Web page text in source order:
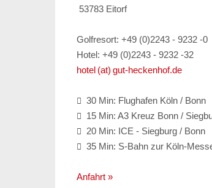
53783 Eitorf
Golfresort: +49 (0)2243 - 9232 -0
Hotel: +49 (0)2243 - 9232 -32
hotel (at) gut-heckenhof.de
 30 Min: Flughafen Köln / Bonn
 15 Min: A3 Kreuz Bonn /
 20 Min: ICE - Siegburg / Bonn
 35 Min: S-Bahn zur Köln-
Anfahrt »